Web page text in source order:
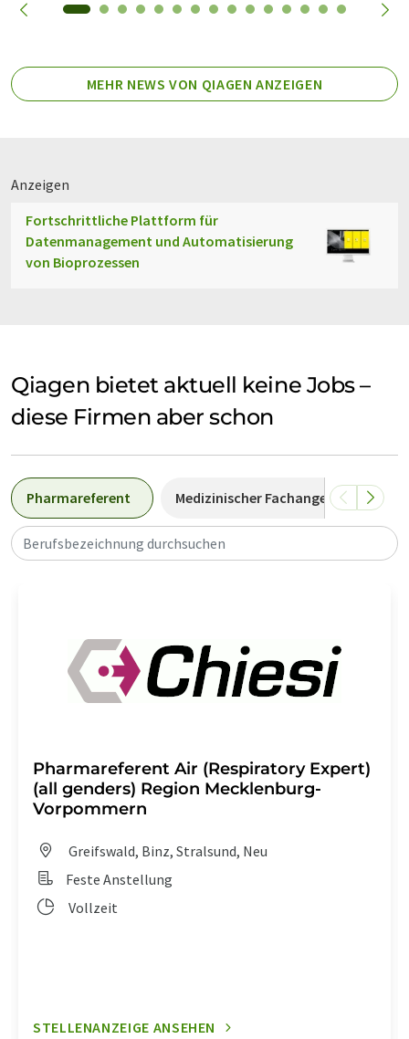
MEHR NEWS VON QIAGEN ANZEIGEN
Anzeigen
Fortschrittliche Plattform für
Datenmanagement und Automatisierung
von Bioprozessen
Qiagen bietet aktuell keine Jobs –
diese Firmen aber schon
Pharmareferent Medizinischer Fachangestellter
Berufsbezeichnung durchsuchen
Pharmareferent Air (Respiratory Expert)
(all genders) Region Mecklenburg-
Vorpommern
Greifswald, Binz, Stralsund, Neu
Feste Anstellung
Vollzeit
STELLENANZEIGE ANSEHEN